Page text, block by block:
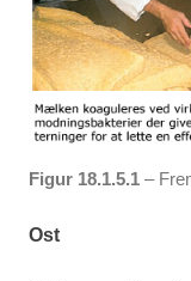
Figur 18.1.5.1 –
Ost